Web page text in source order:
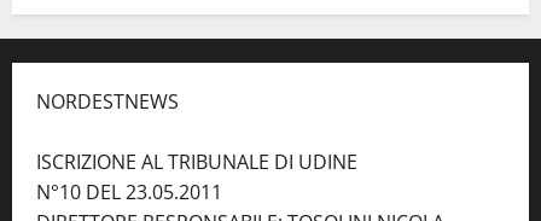
NORDESTNEWS
ISCRIZIONE AL TRIBUNALE DI UDINE
N°10 DEL 23.05.2011